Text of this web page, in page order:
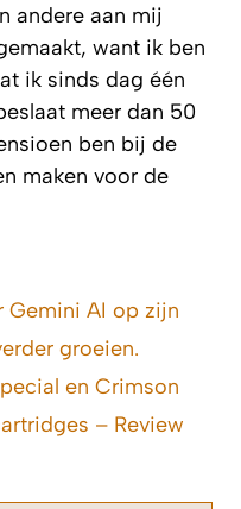
andere aan mij
want ik ben
ik sinds dag één
meer dan 50
ben bij de
maken voor de
Gemini AI op zijn
groeien.
en Crimson
– Review